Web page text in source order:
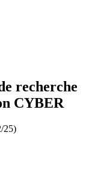
recherche
CYBER
25)